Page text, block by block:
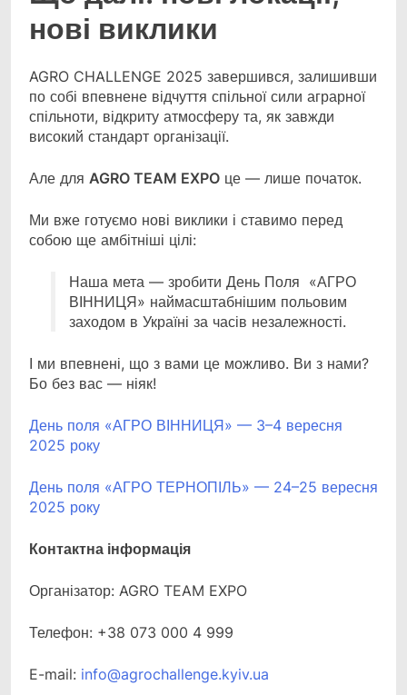
нові виклики
AGRO CHALLENGE 2025 завершився, залишивши
по собі впевнене відчуття спільної сили аграрної
спільноти, відкриту атмосферу та, як завжди
високий стандарт організації.
Але для AGRO TEAM EXPO це — лише початок.
Ми вже готуємо нові виклики і ставимо перед
собою ще амбітніші цілі:
Наша мета — зробити День Поля «АГРО
ВІННИЦЯ» наймасштабнішим польовим
заходом в Україні за часів незалежності.
І ми впевнені, що з вами це можливо. Ви з нами?
Бо без вас — ніяк!
День поля «АГРО ВІННИЦЯ» — 3–4 вересня
2025 року
День поля «АГРО ТЕРНОПІЛЬ» — 24–25 вересня
2025 року
Контактна інформація
Організатор: AGRO TEAM EXPO
Телефон: +38 073 000 4 999
E-mail: info@agrochallenge.kyiv.ua